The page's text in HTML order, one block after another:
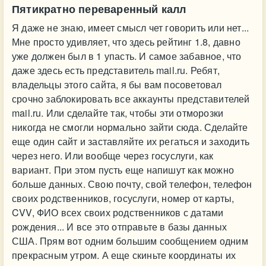
Пятикратно переваренный калл
Я даже не знаю, имеет смысл чет говорить или нет...
Мне просто удивляет, что здесь рейтинг 1.8, давно
уже должен был в 1 упасть. И самое забавное, что
даже здесь есть представитель mail.ru. Ребят,
владельцы этого сайта, я бы вам посоветовал
срочно заблокировать все аккаунты представителей
mail.ru. Или сделайте так, чтобы эти отморозки
никогда не смогли нормально зайти сюда. Сделайте
еще один сайт и заставляйте их регаться и заходить
через него. Или вообще через госуслуги, как
вариант. При этом пусть еще напишут как можно
больше данных. Свою почту, свой телефон, телефон
своих родственников, госуслуги, номер от карты,
CVV, ФИО всех своих родственников с датами
рождения... И все это отправьте в базы данных
США. Прям вот одним большим сообщением одним
прекрасным утром. А еще скиньте координаты их